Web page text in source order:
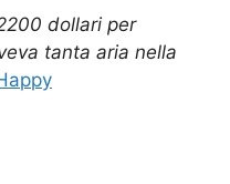
dollari per
tanta aria nella